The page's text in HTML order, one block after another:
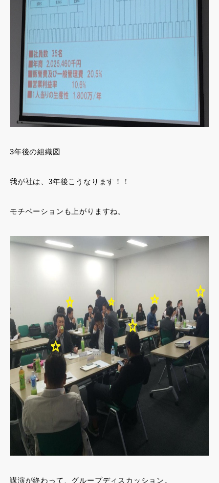
3年後の組織図
我が社は、3年後こうなります！！
モチベーションも上がりますね。
講演が終わって、グループディスカッション。